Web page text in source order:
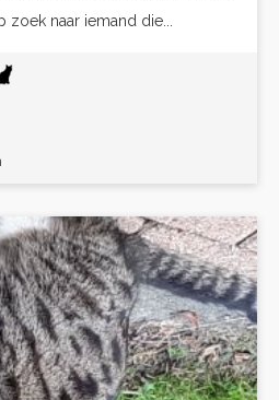
naar iemand die...